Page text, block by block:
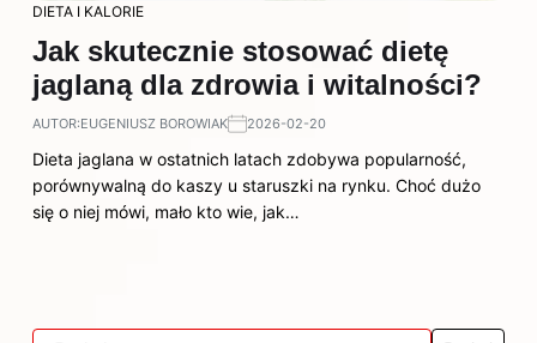
DIETA I KALORIE
Jak skutecznie stosować dietę
jaglaną dla zdrowia i witalności?
AUTOR:EUGENIUSZ BOROWIAK 2026-02-20
Dieta jaglana w ostatnich latach zdobywa popularność,
porównywalną do kaszy u staruszki na rynku. Choć dużo
się o niej mówi, mało kto wie, jak…